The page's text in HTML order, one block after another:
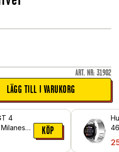
ART. NR: 31902
LÄGG TILL I VARUKORG
4
KÖP